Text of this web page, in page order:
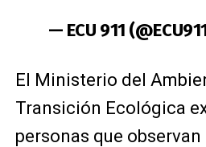
— ECU 911
El Ministerio del
Transición Ecológica
personas que